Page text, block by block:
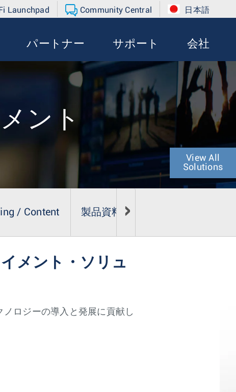
Launchpad Community Central 日本語
パートナー サポート 会社
ント
View All
Solutions
/ Content 製品資料
メント・ソリュ
ロジーの導入と発展に貢献し